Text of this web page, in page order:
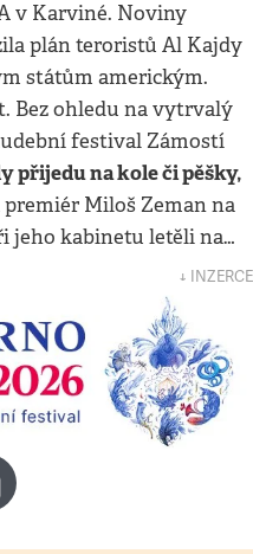
v Karviné. Noviny
plán teroristů Al Kajdy
státům americkým.
Bez ohledu na vytrvalý
festival Zámostí
přijedu na kole či pěšky,
premiér Miloš Zeman na
jeho kabinetu letěli na…
↓ INZERCE